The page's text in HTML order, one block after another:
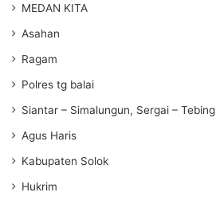
MEDAN KITA
Asahan
Ragam
Polres tg balai
Siantar – Simalungun, Sergai – Tebing
Agus Haris
Kabupaten Solok
Hukrim